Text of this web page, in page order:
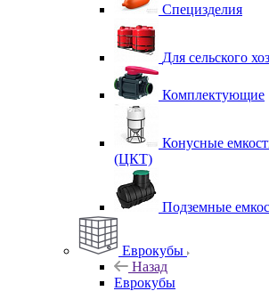
Специзделия
Для сельского
Комплектующие
Конусные
(ЦКТ)
Подземные
Еврокубы
Назад
Еврокубы